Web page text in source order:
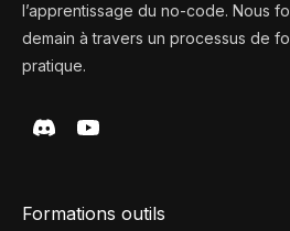
l’apprentissage du no-code. Nous
demain à travers un processus de
pratique.
Formations outils